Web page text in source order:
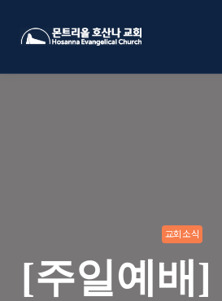
교회소식
[주일예배]